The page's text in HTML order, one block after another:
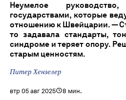
Неумелое
государствами, которые
отношению к Швейцарии. —
то задавала стандарты,
синдроме и теряет опору.
старым ценностям.
Питер Хензелер
втр 05 авг 2025 8 мин.